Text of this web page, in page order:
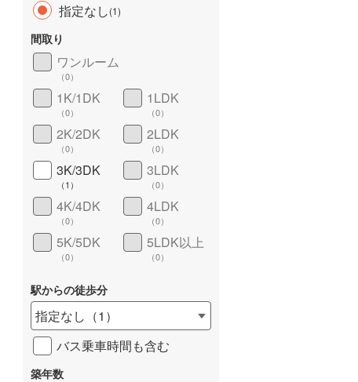
指定なし(1)
間取り
ワンルーム
（0）
1K/1DK
（0）
1LDK
（0）
2K/2DK
（0）
2LDK
（0）
3K/3DK
（1 ）
3LDK
（0）
4K/4DK
（0）
4LDK
（0）
5K/5DK
（0）
5LDK以上
（0）
駅からの徒歩分
指定なし （1 ）
バス乗車時間も含む
築年数
長期優良住宅 ）
詳しく見る